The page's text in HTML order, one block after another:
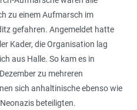
zu einem Aufmarsch im
gefahren. Angemeldet hatte
Kader, die Organisation lag
aus Halle. So kam es in
zu mehreren
sich anhaltinische ebenso wie
beteiligten.